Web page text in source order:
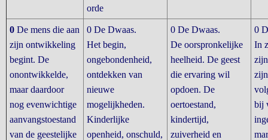
orde
0 De mens die aan
zijn ontwikkeling
begint. De
onontwikkelde,
maar daardoor
nog evenwichtige
aanvangstoestand
van de geestelijke
0 De Dwaas.
Het begin,
ongebondenheid,
ontdekken van
nieuwe
mogelijkheden.
Kinderlijke
openheid, onschuld,
0 De Dwaas.
De oorspronkelijke
heelheid. De geest
die ervaring wil
opdoen. De
oertoestand,
kindertijd,
zuiverheid en
0
In
bij